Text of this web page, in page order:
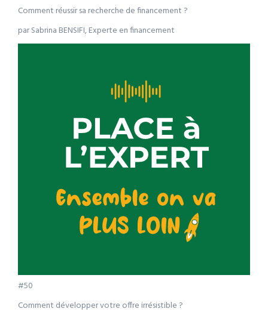
Comment réussir sa recherche de financement ?
par Sabrina BENSIFI, Experte en financement
#50
Comment développer votre offre irrésistible ?